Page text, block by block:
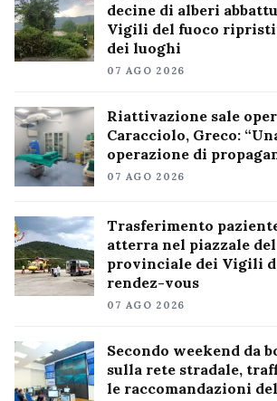
decine di alberi
Vigili del fuoco
dei luoghi
07 AGO 2026
Riattivazione sale
Caracciolo, Greco:
operazione di
07 AGO 2026
Trasferimento
atterra nel piazzale
provinciale dei Vigili
rendez-vous
07 AGO 2026
Secondo weekend da
sulla rete stradale,
le raccomandazioni